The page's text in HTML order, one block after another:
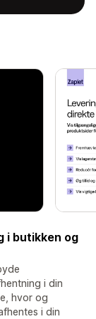
i butikken og
i din
hvor og
i din